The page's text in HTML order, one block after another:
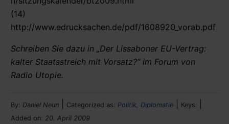
(14)
http://www.edrucksachen.de/pdf/1608920_vorab.pdf
Schreiben Sie dazu in „Der Lissaboner EU-Vertrag:
kalter Staatsstreich mit Vorsatz?“ im Forum von
Radio Utopie.
By: Daniel Neun Categorized as: Politik, Diplomatie Keys:
Added on: 20. April 2009